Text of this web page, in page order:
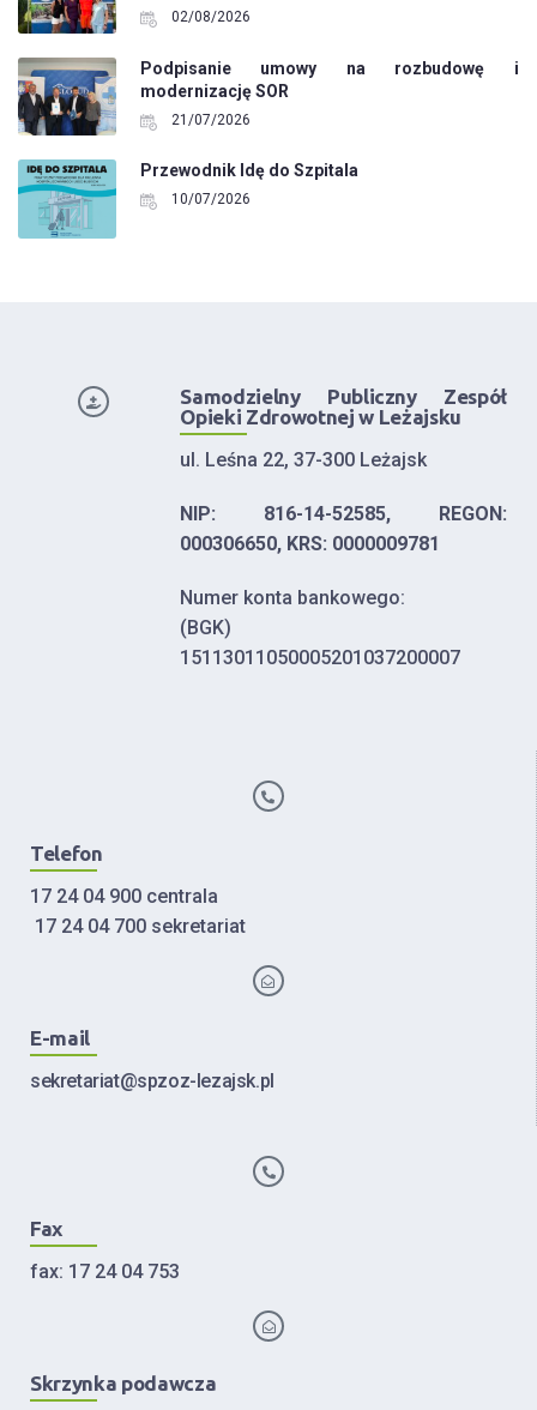
02/08/2026
Podpisanie umowy na rozbudowę i
modernizację SOR
21/07/2026
Przewodnik Idę do Szpitala
10/07/2026
Samodzielny Publiczny Zespół
Opieki Zdrowotnej w Leżajsku
ul. Leśna 22, 37-300 Leżajsk
NIP: 816-14-52585, REGON:
000306650, KRS: 0000009781
Numer konta bankowego:
(BGK)
15113011050005201037200007
Telefon
17 24 04 900 centrala
17 24 04 700 sekretariat
E-mail
sekretariat@spzoz-lezajsk.pl
Fax
fax: 17 24 04 753
Skrzynka podawcza